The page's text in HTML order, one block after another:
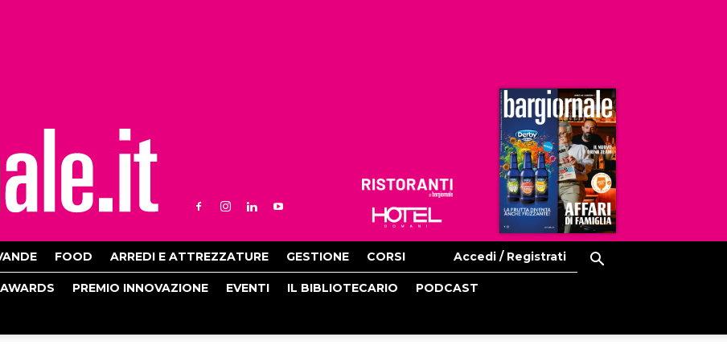
Ristoranti
Hoteldomani
FOOD ARREDI E ATTREZZATURE GESTIONE CORSI Accedi / Registrati
PREMIO INNOVAZIONE EVENTI IL BIBLIOTECARIO PODCAST